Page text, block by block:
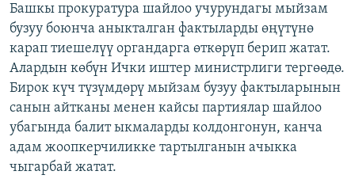
Башкы прокуратура шайлоо учурундагы мыйзам
бузуу боюнча аныкталган фактыларды өңүтүнө
карап тиешелүү органдарга өткөрүп берип жатат.
Алардын көбүн Ички иштер министрлиги тергөөдө.
Бирок күч түзүмдөрү мыйзам бузуу фактыларынын
санын айтканы менен кайсы партиялар шайлоо
убагында балит ыкмаларды колдонгонун, канча
адам жоопкерчиликке тартылганын ачыкка
чыгарбай жатат.